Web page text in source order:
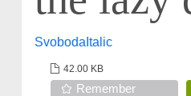
SvobodaItalic
42.00 KB
Remember